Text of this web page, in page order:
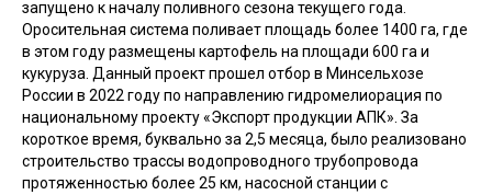
запущено к началу поливного сезона текущего года.
Оросительная система поливает площадь более 1400 га, где
в этом году размещены картофель на площади 600 га и
кукуруза. Данный проект прошел отбор в Минсельхозе
России в 2022 году по направлению гидромелиорация по
национальному проекту «Экспорт продукции АПК». За
короткое время, буквально за 2,5 месяца, было реализовано
строительство трассы водопроводного трубопровода
протяженностью более 25 км, насосной станции с